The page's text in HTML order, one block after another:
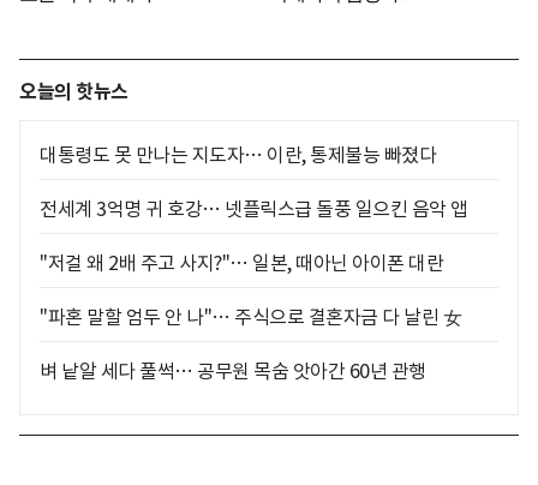
오늘의 핫뉴스
대통령도 못 만나는 지도자… 이란, 통제불능 빠졌다
전세계 3억명 귀 호강… 넷플릭스급 돌풍 일으킨 음악 앱
"저걸 왜 2배 주고 사지?"… 일본, 때아닌 아이폰 대란
"파혼 말할 엄두 안 나"… 주식으로 결혼자금 다 날린 女
벼 낱알 세다 풀썩… 공무원 목숨 앗아간 60년 관행